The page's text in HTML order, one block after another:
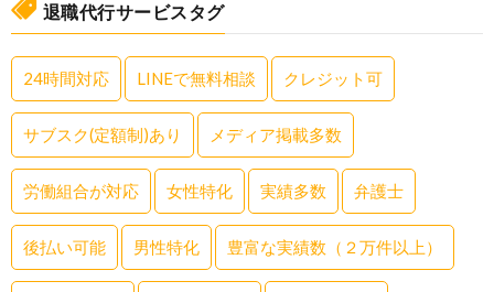
退職代行サービスタグ
24時間対応 LINEで無料相談 クレジット可
サブスク(定額制)あり メディア掲載多数
労働組合が対応 女性特化 実績多数 弁護士
後払い可能 男性特化 豊富な実績数（２万件以上）